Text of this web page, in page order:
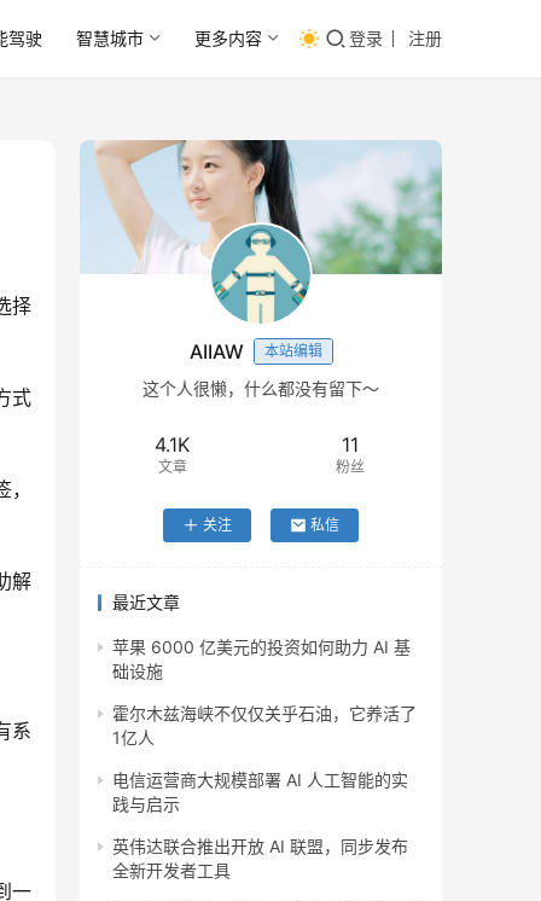
驾驶 智慧城市 更多内容 登录 注册
择
式
解
系
一
AIIAW 本站编辑
这个人很懒，什么都没有留下～
4.1K
文章
11
粉丝
关注 私信
最近文章
苹果 6000 亿美元的投资如何助力 AI 基
础设施
霍尔木兹海峡不仅仅关乎石油，它养活了
1亿人
电信运营商大规模部署 AI 人工智能的实
践与启示
英伟达联合推出开放 AI 联盟，同步发布
全新开发者工具